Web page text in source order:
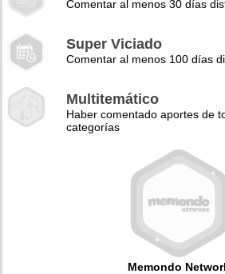
Comentar al menos 30 días
Super Viciado
Comentar al menos 100 días
Multitemático
Haber comentado aportes de
categorías
Memondo